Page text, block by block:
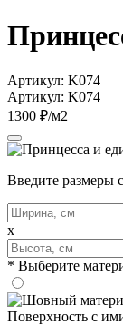
Артикул: K074
Артикул: K074
1300 ₽/м2
Введите размеры
x
* Выберите